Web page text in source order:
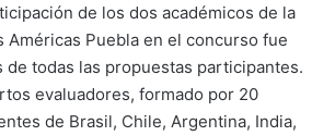
de los dos académicos de la
Américas Puebla en el concurso fue
de todas las propuestas participantes.
evaluadores, formado por 20
de Brasil, Chile, Argentina, India,